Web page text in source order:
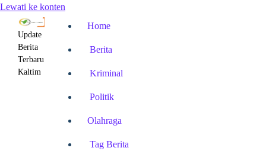
Lewati ke konten
Update
Berita
Terbaru
Kaltim
Home
Berita
Kriminal
Politik
Olahraga
Tag Berita